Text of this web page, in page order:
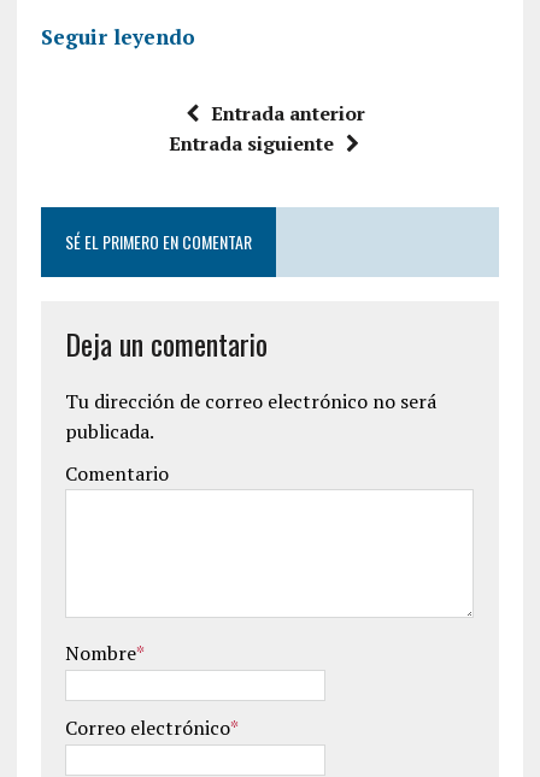
Seguir leyendo
Entrada anterior
Entrada siguiente
SÉ EL PRIMERO EN COMENTAR
Deja un comentario
Tu dirección de correo electrónico no será
publicada.
Comentario
Nombre*
Correo electrónico*